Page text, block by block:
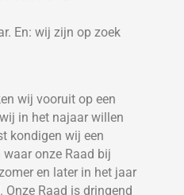
En: wij zijn op zoek
wij vooruit op een
in het najaar willen
kondigen wij een
onze Raad bij
en later in het jaar
Raad is dringend